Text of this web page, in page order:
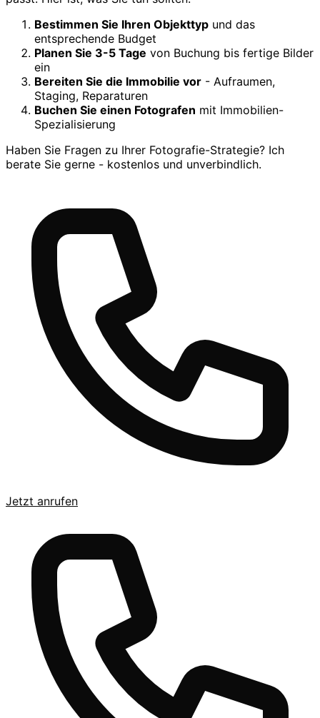
Bestimmen Sie Ihren Objekttyp und das
entsprechende Budget
Planen Sie 3-5 Tage von Buchung bis fertige Bilder
ein
Bereiten Sie die Immobilie vor - Aufraumen,
Staging, Reparaturen
Buchen Sie einen Fotografen mit Immobilien-
Spezialisierung
Haben Sie Fragen zu Ihrer Fotografie-Strategie? Ich
berate Sie gerne - kostenlos und unverbindlich.
Jetzt anrufen